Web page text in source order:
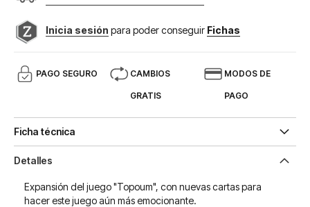
Inicia sesión para poder conseguir Fichas
PAGO SEGURO CAMBIOS
GRATIS
MODOS DE
PAGO
Ficha técnica
Detalles
Expansión del juego "Topoum", con nuevas cartas para
hacer este juego aún más emocionante.